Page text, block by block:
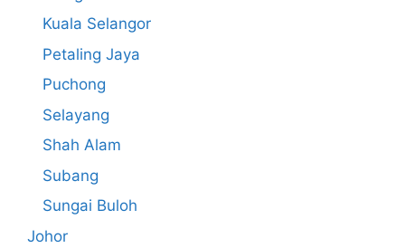
Kuala Selangor
Petaling Jaya
Puchong
Selayang
Shah Alam
Subang
Sungai Buloh
Johor